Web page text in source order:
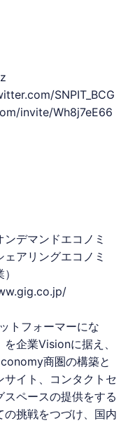
SNPIT_BCG
invite/Wh8j7eE66
デマンドエコノミ
アリングエコノミ
トフォーマーにな
企業Visionに据え、
商圏の構築と
サイト、コンタクトセ
スペースの提供をする
挑戦をつづけ、国内